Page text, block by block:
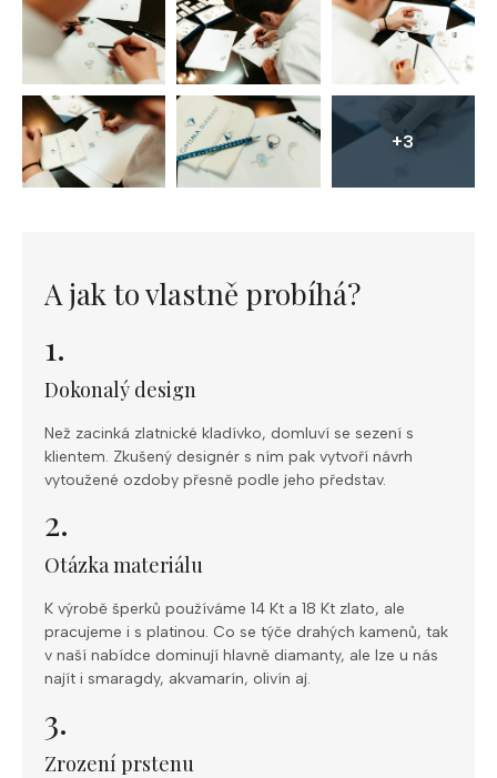
+3
A jak to vlastně probíhá?
1.
Dokonalý design
Než zacinká zlatnické kladívko, domluví se sezení s
klientem. Zkušený designér s ním pak vytvoří návrh
vytoužené ozdoby přesně podle jeho představ.
2.
Otázka materiálu
K výrobě šperků používáme 14 Kt a 18 Kt zlato, ale
pracujeme i s platinou. Co se týče drahých kamenů, tak
v naší nabídce dominují hlavně diamanty, ale lze u nás
najít i smaragdy, akvamarín, olivín aj.
3.
Zrození prstenu